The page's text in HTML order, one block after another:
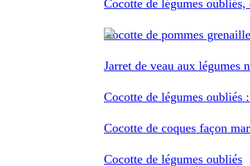
Cocotte de légumes
Cocotte de pommes
Jarret de veau aux légumes
Cocotte de légumes oubliés
Cocotte de coques façon
Cocotte de légumes oubliés